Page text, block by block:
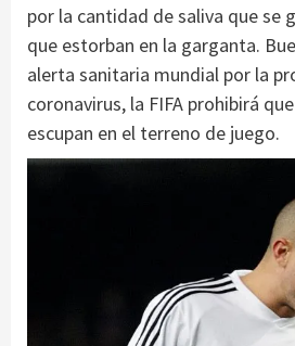
por la cantidad de saliva que se
que estorban en la garganta.
alerta sanitaria mundial por la
coronavirus, la FIFA prohibirá
escupan en el terreno de juego.